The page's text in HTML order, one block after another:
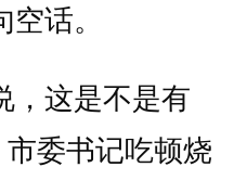
话。
这是不是有
市委书记吃顿烧